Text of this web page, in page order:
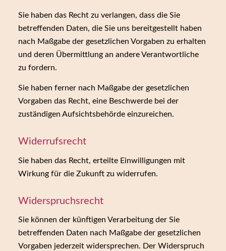
Sie haben das Recht zu verlangen, dass die Sie
betreffenden Daten, die Sie uns bereitgestellt haben
nach Maßgabe der gesetzlichen Vorgaben zu erhalten
und deren Übermittlung an andere Verantwortliche
zu fordern.
Sie haben ferner nach Maßgabe der gesetzlichen
Vorgaben das Recht, eine Beschwerde bei der
zuständigen Aufsichtsbehörde einzureichen.
Widerrufsrecht
Sie haben das Recht, erteilte Einwilligungen mit
Wirkung für die Zukunft zu widerrufen.
Widerspruchsrecht
Sie können der künftigen Verarbeitung der Sie
betreffenden Daten nach Maßgabe der gesetzlichen
Vorgaben jederzeit widersprechen. Der Widerspruch